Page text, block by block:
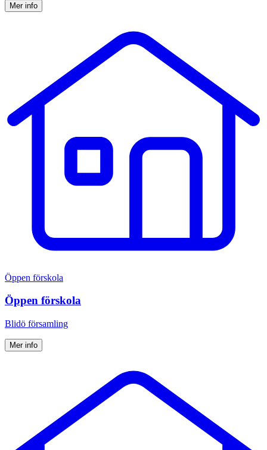
Mer info
Öppen förskola
Öppen förskola
Blidö församling
Mer info